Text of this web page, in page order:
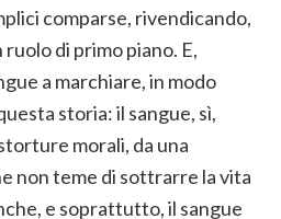
comparse, rivendicando,
ruolo di primo piano. E,
a marchiare, in modo
storia: il sangue, sì,
morali, da una
non teme di sottrarre la vita
e soprattutto, il sangue